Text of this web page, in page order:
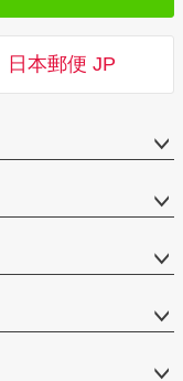
日本郵便 JP